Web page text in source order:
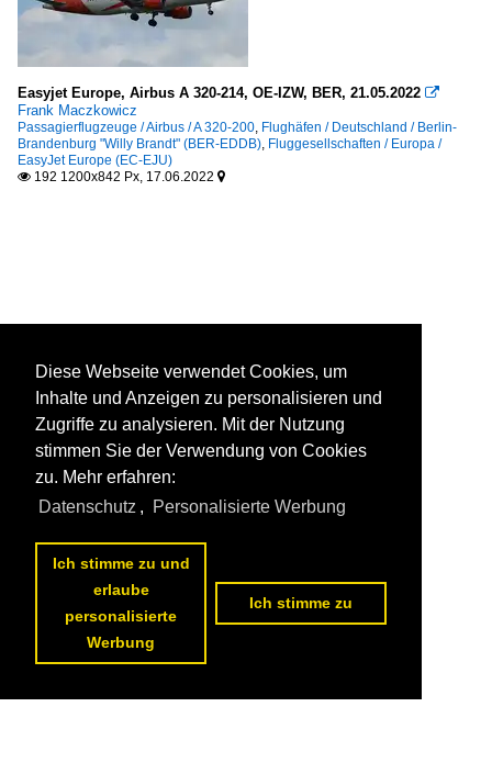
Easyjet Europe, Airbus A 320-214, OE-IZW, BER, 21.05.2022 
Frank Maczkowicz
Passagierflugzeuge / Airbus / A 320-200, Flughäfen / Deutschland / Berlin-
Brandenburg "Willy Brandt" (BER-EDDB), Fluggesellschaften / Europa /
EasyJet Europe (EC-EJU)
 192 1200x842 Px, 17.06.2022 
Diese Webseite verwendet Cookies, um
Inhalte und Anzeigen zu personalisieren und
Zugriffe zu analysieren. Mit der Nutzung
stimmen Sie der Verwendung von Cookies
zu. Mehr erfahren:
Datenschutz , Personalisierte Werbung
Ich stimme zu und
erlaube
personalisierte
Werbung
Ich stimme zu